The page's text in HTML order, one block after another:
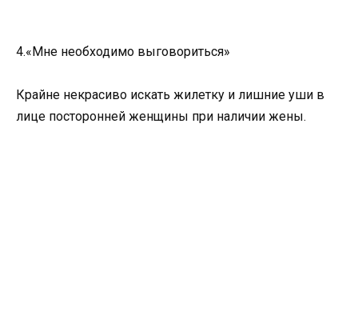
4.«Мне необходимо выговориться»
Крайне некрасиво искать жилетку и лишние уши в
лице посторонней женщины при наличии жены.